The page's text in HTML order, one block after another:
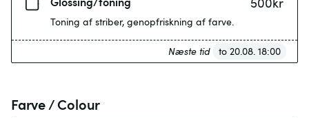
Toning af striber, genopfriskning af farve.
Næste tid to 20.08. 18:00
Farve / Colour